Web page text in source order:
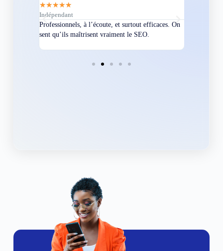
★★★★★
Indépendant
Professionnels, à l’écoute, et surtout efficaces. On
sent qu’ils maîtrisent vraiment le SEO.